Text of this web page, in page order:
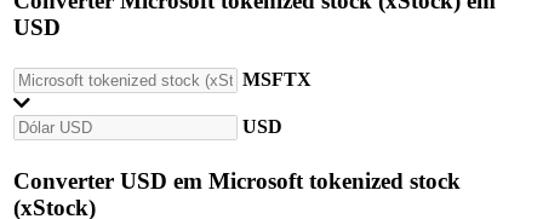
USD
MSFTX
USD
Converter USD em Microsoft tokenized stock
(xStock)